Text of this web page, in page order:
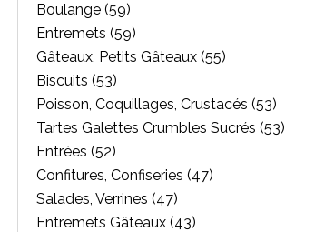
Boulange (59)
Entremets (59)
Gâteaux, Petits Gâteaux (55)
Biscuits (53)
Poisson, Coquillages, Crustacés (53)
Tartes Galettes Crumbles Sucrés (53)
Entrées (52)
Confitures, Confiseries (47)
Salades, Verrines (47)
Entremets Gâteaux (43)